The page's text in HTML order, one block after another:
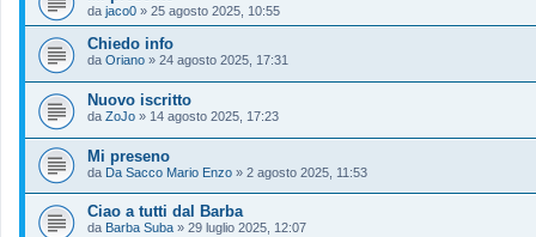
da jaco0 » 25 agosto 2025, 10:55
Chiedo info
da Oriano » 24 agosto 2025, 17:31
Nuovo iscritto
da ZoJo » 14 agosto 2025, 17:23
Mi preseno
da Da Sacco Mario Enzo » 2 agosto 2025, 11:53
Ciao a tutti dal Barba
da Barba Suba » 29 luglio 2025, 12:07